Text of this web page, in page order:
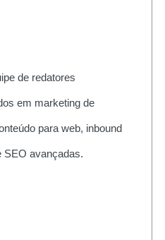
de redatores
em marketing de
para web, inbound
SEO avançadas.